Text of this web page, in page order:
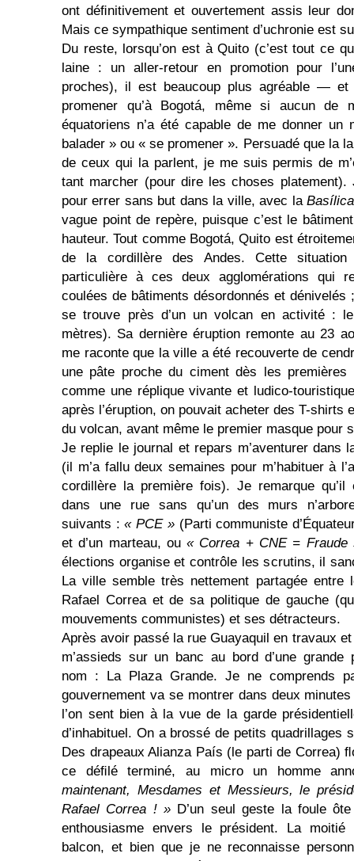
ont déﬁnitivement et ouvertement assis leur
Mais ce sympathique sentiment d’uchronie est
Du reste, lorsqu’on est à Quito (c’est tout ce
laine : un aller-retour en promotion pour
proches), il est beaucoup plus agréable —
promener qu’à Bogotá, même si aucun de
équatoriens n’a été capable de me donner un
balader » ou « se promener ». Persuadé que la
de ceux qui la parlent, je me suis permis de
tant marcher (pour dire les choses platement).
pour errer sans but dans la ville, avec la
vague point de repère, puisque c’est le
hauteur. Tout comme Bogotá, Quito est
de la cordillère des Andes. Cette
particulière à ces deux agglomérations qui
coulées de bâtiments désordonnés et
se trouve près d’un un volcan en activité :
mètres). Sa dernière éruption remonte au 23
me raconte que la ville a été recouverte de
une pâte proche du ciment dès les
comme une réplique vi­vante et ludico-
après l’éruption, on pouvait acheter des T-shirts
du volcan, avant même le premier masque pour
Je replie le journal et repars m’aventurer dans
(il m’a fallu deux semaines pour m’habituer à
cordillère la première fois). Je remarque
dans une rue sans qu’un des murs
suivants : « PCE »(Parti communiste
et d’un marteau, ou« Correa + CNE =
élections organise et contrôle les scrutins, il
La ville semble très nettement partagée entre
Rafael Correa et de sa politique de gauche
mouvements communistes) et ses détracteurs.
Après avoir passé la rue Guayaquil en travaux
m’assieds sur un banc au bord d’une grande
nom : La Plaza Grande. Je ne comprends
gouvernement va se mon­trer dans deux
l’on sent bien à la vue de la garde
d’inhabituel. On a brossé de petits qua­­drillages
Des drapeaux Alianza País (le parti de Correa)
ce déﬁlé terminé, au micro un homme
maintenant, Mesdames et Messieurs, le
Rafael Correa ! » D’un seul geste la foule
enthousiasme envers le président. La
balcon, et bien que je ne reconnaisse